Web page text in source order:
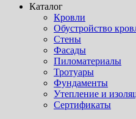
Каталог
Кровли
Обустройство
Стены
Фасады
Пиломатериалы
Тротуары
Фундаменты
Утепление и
Сертификаты